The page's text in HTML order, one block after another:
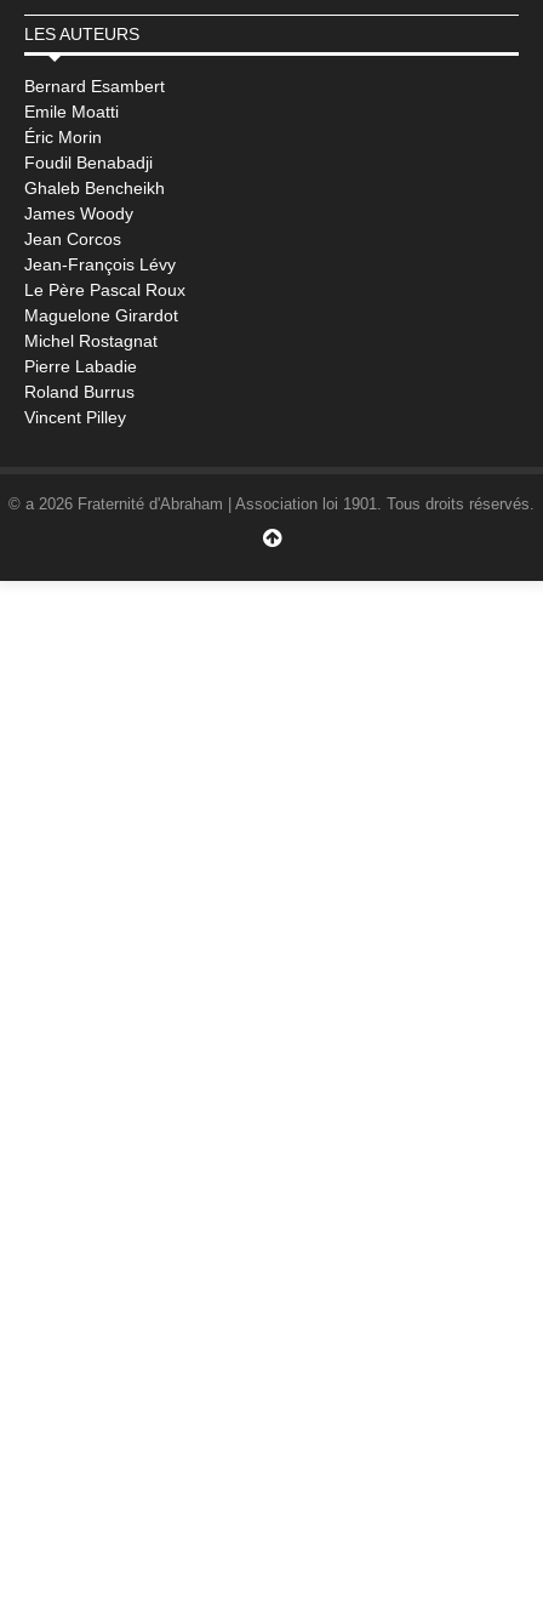
LES AUTEURS
Bernard Esambert
Emile Moatti
Éric Morin
Foudil Benabadji
Ghaleb Bencheikh
James Woody
Jean Corcos
Jean-François Lévy
Le Père Pascal Roux
Maguelone Girardot
Michel Rostagnat
Pierre Labadie
Roland Burrus
Vincent Pilley
© a 2026 Fraternité d'Abraham | Association loi 1901. Tous droits réservés.